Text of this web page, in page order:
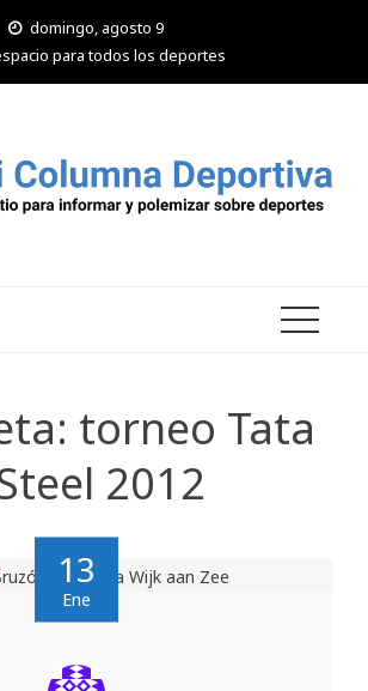
domingo, agosto 9
para todos los deportes
torneo Tata
2012
13
Ene